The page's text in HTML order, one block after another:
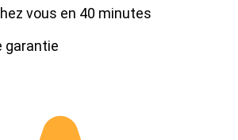
vous en 40 minutes
garantie